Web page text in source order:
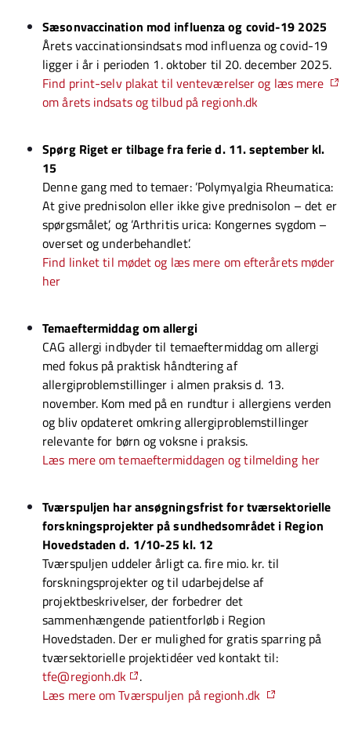
Sæsonvaccination mod influenza og covid-19 2025
Årets vaccinationsindsats mod influenza og covid-19
ligger i år i perioden 1. oktober til 20. december 2025.
Find print-selv plakat til venteværelser og læs mere
om årets indsats og tilbud på regionh.dk
Spørg Riget er tilbage fra ferie d. 11. september kl.
15
Denne gang med to temaer: ’Polymyalgia Rheumatica:
At give prednisolon eller ikke give prednisolon – det er
spørgsmålet’, og ’Arthritis urica: Kongernes sygdom –
overset og underbehandlet’.
Find linket til mødet og læs mere om efterårets møder
her
Temaeftermiddag om allergi
CAG allergi indbyder til temaeftermiddag om allergi
med fokus på praktisk håndtering af
allergiproblemstillinger i almen praksis d. 13.
november. Kom med på en rundtur i allergiens verden
og bliv opdateret omkring allergiproblemstillinger
relevante for børn og voksne i praksis.
Læs mere om temaeftermiddagen og tilmelding her
Tværspuljen har ansøgningsfrist for tværsektorielle
forskningsprojekter på sundhedsområdet i Region
Hovedstaden d. 1/10-25 kl. 12
Tværspuljen uddeler årligt ca. fire mio. kr. til
forskningsprojekter og til udarbejdelse af
projektbeskrivelser, der forbedrer det
sammenhængende patientforløb i Region
Hovedstaden. Der er mulighed for gratis sparring på
tværsektorielle projektidéer ved kontakt til:
tfe@regionh.dk
.
Læs mere om Tværspuljen på regionh.dk